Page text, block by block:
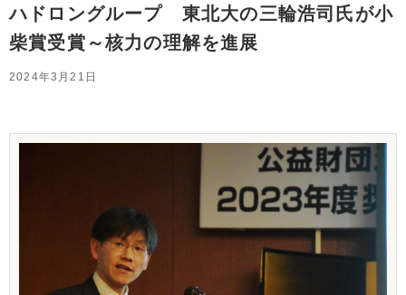
ハドロングループ 東北大の三輪浩司氏が小
柴賞受賞～核力の理解を進展
2024年3月21日